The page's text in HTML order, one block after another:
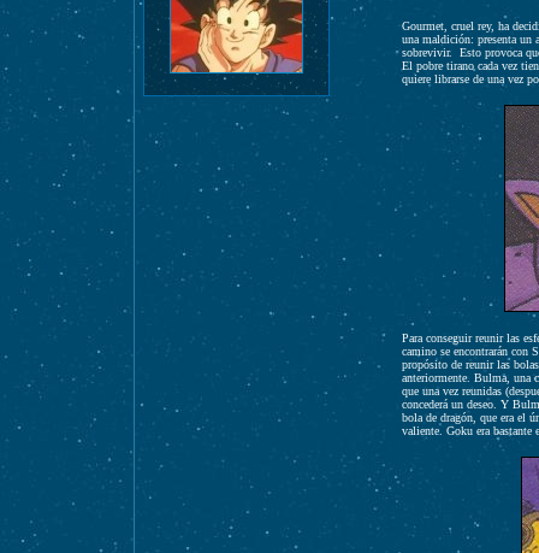
Gourmet, cruel rey, ha
una maldición: presenta un
sobrevivir. Esto provoca
El pobre tirano cada vez
quiere librarse de una vez
Para conseguir reunir las
camino se encontrarán con
propósito de reunir las
anteriormente. Bulma, una
que una vez reunidas
concederá un deseo. Y
bola de dragón, que era el
valiente. Goku era bastante